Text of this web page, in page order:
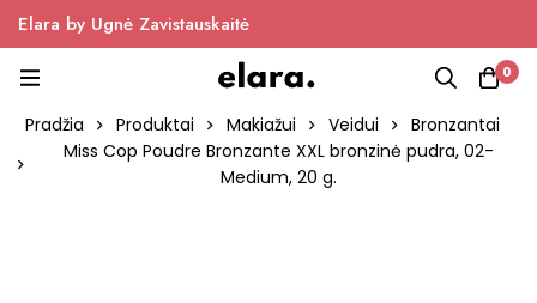
Elara by Ugnė Zavistauskaitė
0
Pradžia Produktai Makiažui Veidui
Bronzantai
Miss Cop Poudre Bronzante XXL bronzinė pudra, 02-
Medium, 20 g.